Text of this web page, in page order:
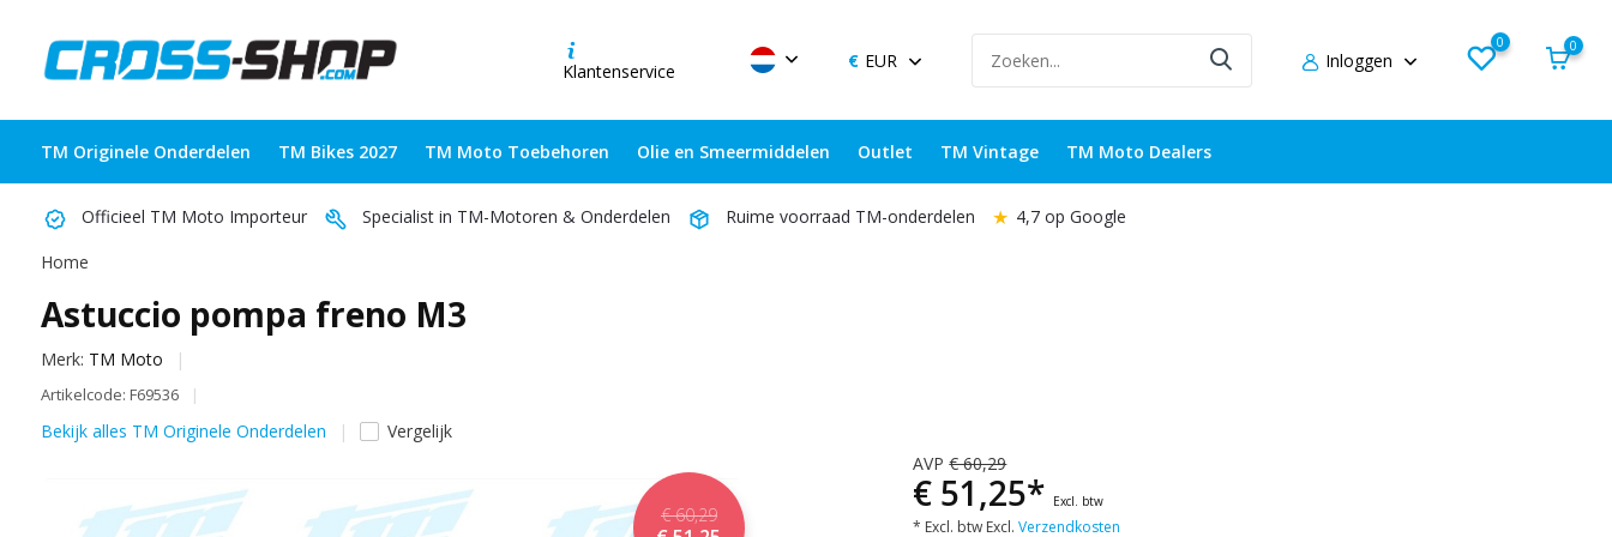
Klantenservice EUR Inloggen
0 0
TM Originele Onderdelen TM Bikes 2027 TM Moto Toebehoren Olie en Smeermiddelen Outlet TM Vintage TM Moto Dealers
Officieel TM Moto Importeur Specialist in TM-Motoren & Onderdelen Ruime voorraad TM-onderdelen ★ 4,7 op Google
Home
Astuccio pompa freno M3
Merk: TM Moto
Artikelcode: F69536
Bekijk alles TM Originele Onderdelen Vergelijk
€ 60,29
AVP€ 60,29
€ 51,25* Excl. btw
* Excl. btw Excl.Verzendkosten